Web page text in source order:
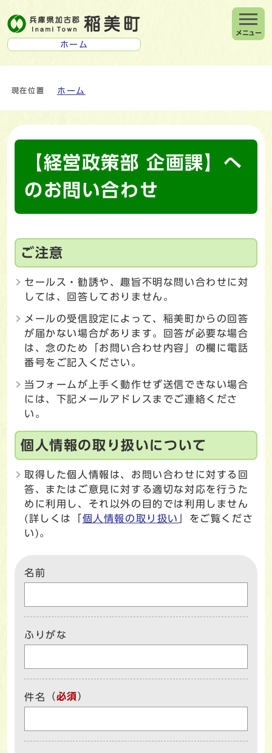
ホーム
メニュー
現在位置 ホーム
【経営政策部 企画課】へ
のお問い合わせ
ご注意
セールス・勧誘や、趣旨不明な問い合わせに対
しては、回答しておりません。
メールの受信設定によって、稲美町からの回答
が届かない場合があります。回答が必要な場合
は、念のため「お問い合わせ内容」の欄に電話
番号をご記入ください。
当フォームが上手く動作せず送信できない場合
には、下記メールアドレスまでご連絡くださ
い。
個人情報の取り扱いについて
取得した個人情報は、お問い合わせに対する回
答、またはご意見に対する適切な対応を行うた
めに利用し、それ以外の目的では利用しません
(詳しくは「個人情報の取り扱い
」をご覧くださ
い)。
名前
ふりがな
件名 （必須）